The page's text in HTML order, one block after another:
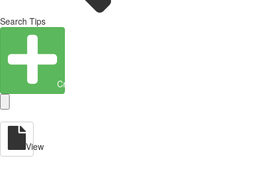
Search Tips
Create Entity
View